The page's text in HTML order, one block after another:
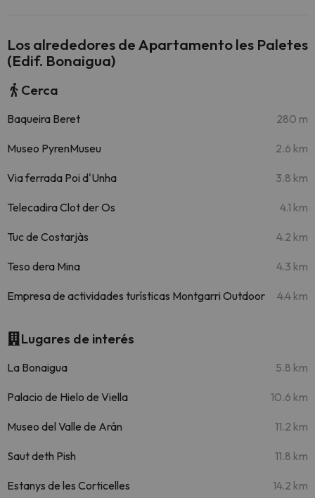
Los alrededores de Apartamento les Paletes
(Edif. Bonaigua)
Cerca
Baqueira Beret 280 m
Museo PyrenMuseu 2.6 km
Via ferrada Poi d'Unha 3.8 km
Telecadira Clot der Os 4.1 km
Tuc de Costarjàs 4.2 km
Teso dera Mina 4.3 km
Empresa de actividades turísticas Montgarri Outdoor 4.4 km
Lugares de interés
La Bonaigua 5.8 km
Palacio de Hielo de Viella 10.6 km
Museo del Valle de Arán 11.2 km
Saut deth Pish 11.8 km
Estanys de les Corticelles 14.2 km